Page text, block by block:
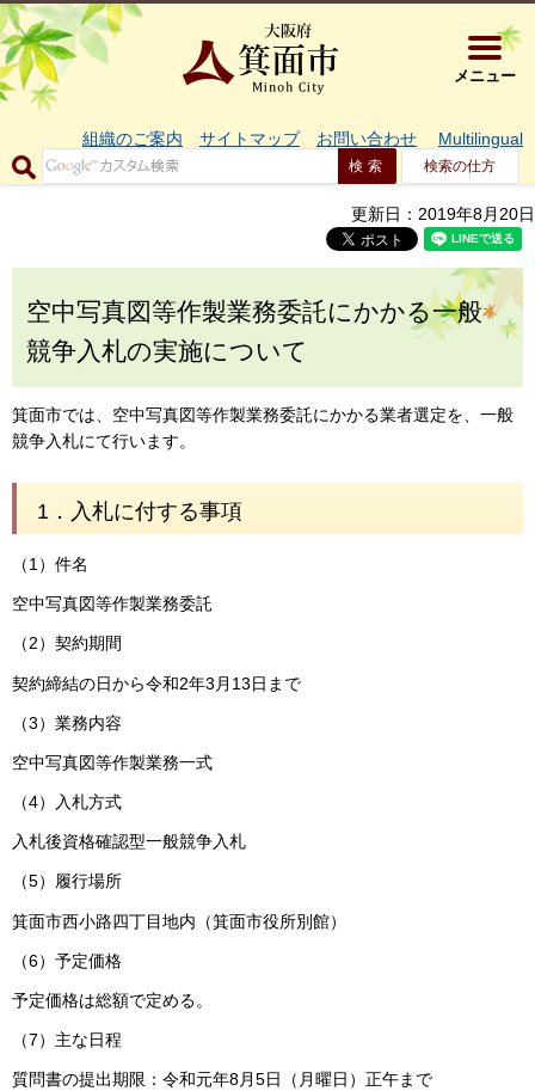
大阪府箕
メニュー
組織のご案内 サイトマップ お問い合わせ Multilingual
検索の仕方
更新日：2019年8月20日
空中写真図等作製業務委託にかかる一般
競争入札の実施について
箕面市では、空中写真図等作製業務委託にかかる業者選定を、一般
競争入札にて行います。
1．入札に付する事項
（1）件名
空中写真図等作製業務委託
（2）契約期間
契約締結の日から令和2年3月13日まで
（3）業務内容
空中写真図等作製業務一式
（4）入札方式
入札後資格確認型一般競争入札
（5）履行場所
箕面市西小路四丁目地内（箕面市役所別館）
（6）予定価格
予定価格は総額で定める。
（7）主な日程
質問書の提出期限：令和元年8月5日（月曜日）正午まで